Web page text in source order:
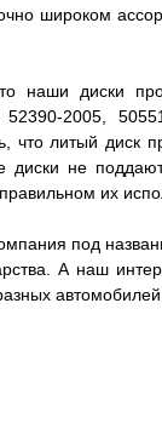
широком
наши диски
52390-2005,
что литый диск
диски не
их
под
А наш